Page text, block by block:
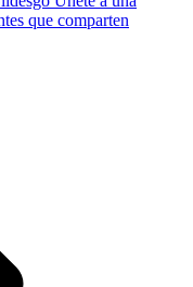
que comparten